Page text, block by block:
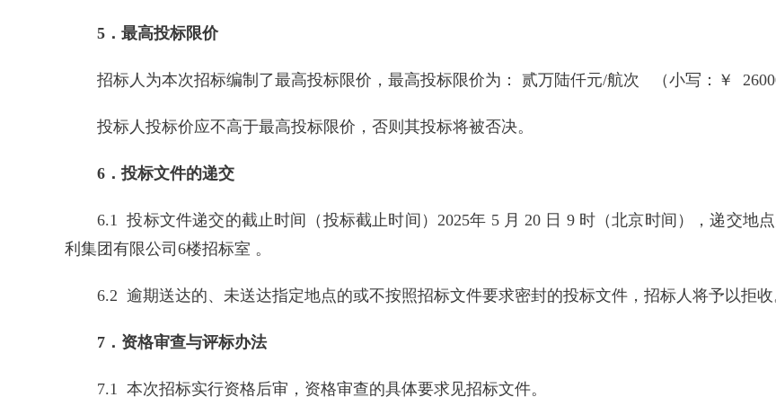
5．最高投标限价
招标人为本次招标编制了最高投标限价，最高投标限价为： 贰万陆仟元/航次 （小写：￥
投标人投标价应不高于最高投标限价，否则其投标将被否决。
6．投标文件的递交
6.1 投标文件递交的截止时间（投标截止时间）2025年 5 月 20 日 9 时（北京时间），递交地
利集团有限公司6楼招标室 。
6.2 逾期送达的、未送达指定地点的或不按照招标文件要求密封的投标文件，招标人将予以拒收
7．资格审查与评标办法
7.1 本次招标实行资格后审，资格审查的具体要求见招标文件。